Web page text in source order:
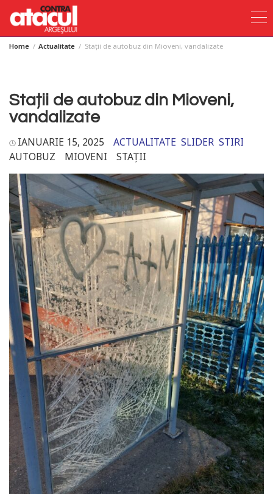
SkipHome Actualitate Stații de autobuz din Mioveni, vandalizate
Stații de autobuz din Mioveni,
vandalizate
IANUARIE 15, 2025 ACTUALITATE SLIDER STIRI
AUTOBUZ
MIOVENI STAȚII